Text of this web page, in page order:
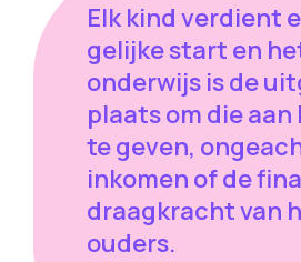
Elk kind verdient
gelijke start en
onderwijs is de
plaats om die
te geven,
inkomen of de
draagkracht van
ouders.